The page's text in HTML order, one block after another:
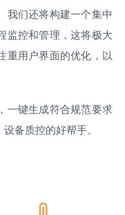
我们还将构建一个集中
监控和管理，这将极大
重用户界面的优化，以
一键生成符合规范要求
备质控的好帮手。